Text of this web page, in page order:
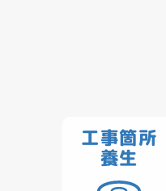
工事箇所
養生